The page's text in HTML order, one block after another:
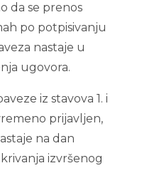
da se prenos
po potpisivanju
nastaje u
ugovora.
iz stavova 1. i
prijavljen,
na dan
izvršenog